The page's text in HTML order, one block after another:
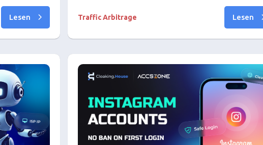
hartes
Lesen
einer starken Infrastruktur auf. Erfahren Sie, warum
Qualität des Werbekontos wichtiger ist als das
wie man das perfekte Setup zusammenstellt und
Sperrungen bei der Skalierung vergisst.
Traffic Arbitrage Lesen